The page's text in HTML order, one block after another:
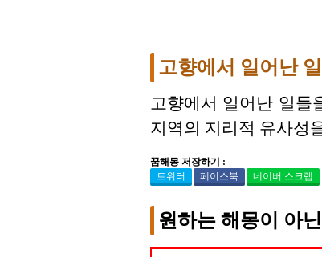
고향에서 일어난
고향에서 일어난 일들
지역의 지리적 유사성
꿈해몽 저장하기 :
트위터
페이스북 네이버 스크랩
원하는 해몽이 아